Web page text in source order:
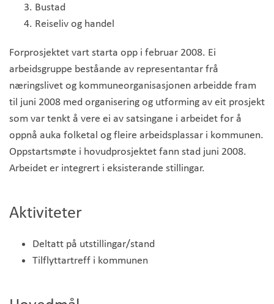
Bustad
Reiseliv og handel
Forprosjektet vart starta opp i februar 2008. Ei
arbeidsgruppe beståande av representantar frå
næringslivet og kommuneorganisasjonen arbeidde fram
til juni 2008 med organisering og utforming av eit prosjekt
som var tenkt å vere ei av satsingane i arbeidet for å
oppnå auka folketal og fleire arbeidsplassar i kommunen.
Oppstartsmøte i hovudprosjektet fann stad juni 2008.
Arbeidet er integrert i eksisterande stillingar.
Aktiviteter
Deltatt på utstillingar/stand
Tilflyttartreff i kommunen